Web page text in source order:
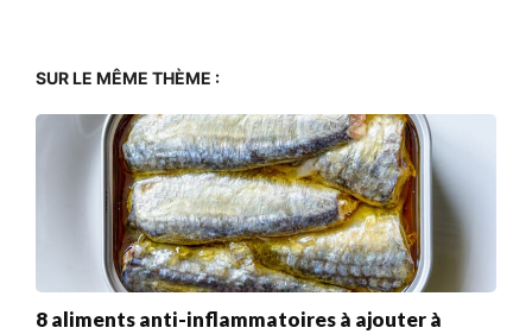
SUR LE MÊME THÈME :
8 aliments anti-inflammatoires à ajouter à